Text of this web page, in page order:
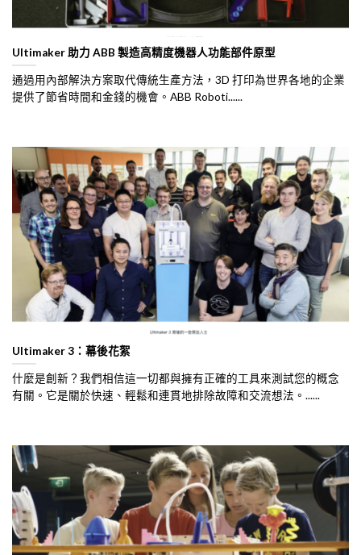
Ultimaker 助力 ABB 製造高精度機器人功能部件原型
通過用內部解決方案取代傳統生產方法，3D 打印為世界各地的企業
提供了節省時間和金錢的機會。ABB Roboti......
Ultimaker 3：幕後花絮
什麼是創新？我們相信這一切都與擁有正確的工具來測試您的概念
有關。它是關於快速、輕鬆和連貫地排除故障和交流想法。......